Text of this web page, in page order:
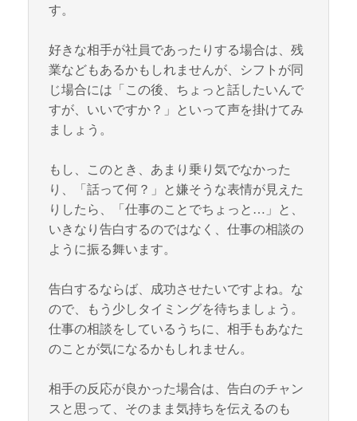
す。
好きな相手が社員であったりする場合は、残
業などもあるかもしれませんが、シフトが同
じ場合には「この後、ちょっと話したいんで
すが、いいですか？」といって声を掛けてみ
ましょう。
もし、このとき、あまり乗り気でなかった
り、「話って何？」と嫌そうな表情が見えた
りしたら、「仕事のことでちょっと…」と、
いきなり告白するのではなく、仕事の相談の
ように振る舞います。
告白するならば、成功させたいですよね。な
ので、もう少しタイミングを待ちましょう。
仕事の相談をしているうちに、相手もあなた
のことが気になるかもしれません。
相手の反応が良かった場合は、告白のチャン
スと思って、そのまま気持ちを伝えるのも